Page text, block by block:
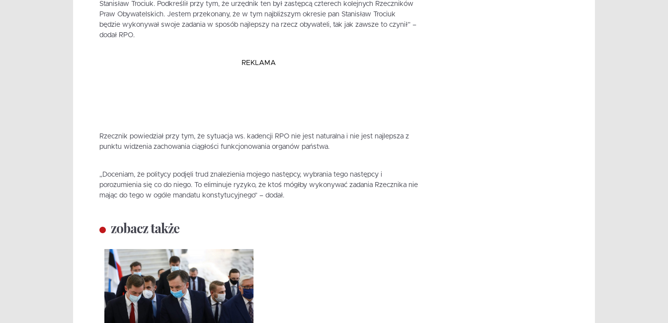
Stanisław Trociuk. Podkreślił przy tym, że urzędnik ten był zastępcą czterech kolejnych Rzeczników
Praw Obywatelskich. Jestem przekonany, że w tym najbliższym okresie pan Stanisław Trociuk
będzie wykonywał swoje zadania w sposób najlepszy na rzecz obywateli, tak jak zawsze to czynił” –
dodał RPO.
REKLAMA
Rzecznik powiedział przy tym, że sytuacja ws. kadencji RPO nie jest naturalna i nie jest najlepsza z
punktu widzenia zachowania ciągłości funkcjonowania organów państwa.
„Doceniam, że politycy podjęli trud znalezienia mojego następcy, wybrania tego następcy i
porozumienia się co do niego. To eliminuje ryzyko, że ktoś mógłby wykonywać zadania Rzecznika nie
mając do tego w ogóle mandatu konstytucyjnego” – dodał.
zobacz także